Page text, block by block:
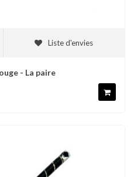
Liste d'envies
- La paire